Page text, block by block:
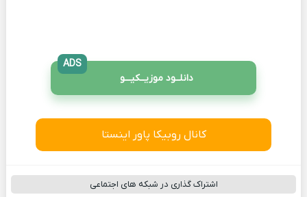
دانلــود موزیــکیـــو
ADS
کانال روبیکا پاور اینستا
اشتراک گذاری در شبکه های اجتماعی